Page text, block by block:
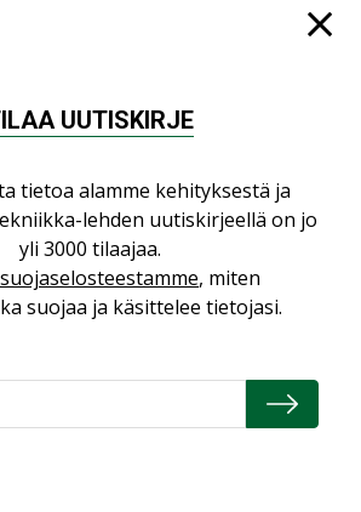
alle”
kasvaa voimakkaasti:
syntyvät, kun
tuodaan yhteen”
,TILAAJILLE
menetelmät
UUTISKIRJE
tietoa alamme kehityksestä ja
lehden uutiskirjeellä on jo
yli 3000 tilaajaa.
, miten
suojaa ja käsittelee tietojasi.